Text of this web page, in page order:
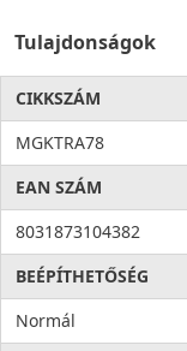
Tulajdonságok
CIKKSZÁM
MGKTRA78
EAN SZÁM
8031873104382
BEÉPÍTHETŐSÉG
Normál